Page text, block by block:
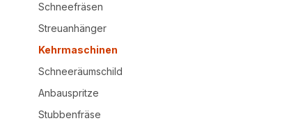
Schneefräsen
Streuanhänger
Kehrmaschinen
Schneeräumschild
Anbauspritze
Stubbenfräse